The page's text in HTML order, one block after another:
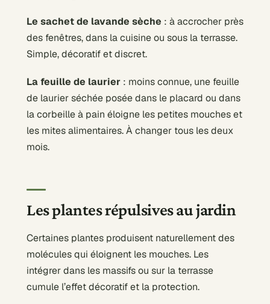
Le sachet de lavande sèche : à accrocher près
des fenêtres, dans la cuisine ou sous la terrasse.
Simple, décoratif et discret.
La feuille de laurier : moins connue, une feuille
de laurier séchée posée dans le placard ou dans
la corbeille à pain éloigne les petites mouches et
les mites alimentaires. À changer tous les deux
mois.
Les plantes répulsives au jardin
Certaines plantes produisent naturellement des
molécules qui éloignent les mouches. Les
intégrer dans les massifs ou sur la terrasse
cumule l’effet décoratif et la protection.